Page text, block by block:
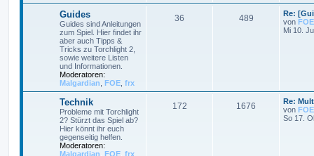
Guides
Guides sind Anleitungen
zum Spiel. Hier findet ihr
aber auch Tipps &
Tricks zu Torchlight 2,
sowie weitere Listen
und Informationen.
Moderatoren:
Malgardian FOE frx
36 489
Re:
von FOE
Mi 10.
Technik
Probleme mit Torchlight
2? Stürzt das Spiel ab?
Hier könnt ihr euch
gegenseitig helfen.
Moderatoren:
Malgardian FOE frx
172 1676
Re:
von FOE
So 17.